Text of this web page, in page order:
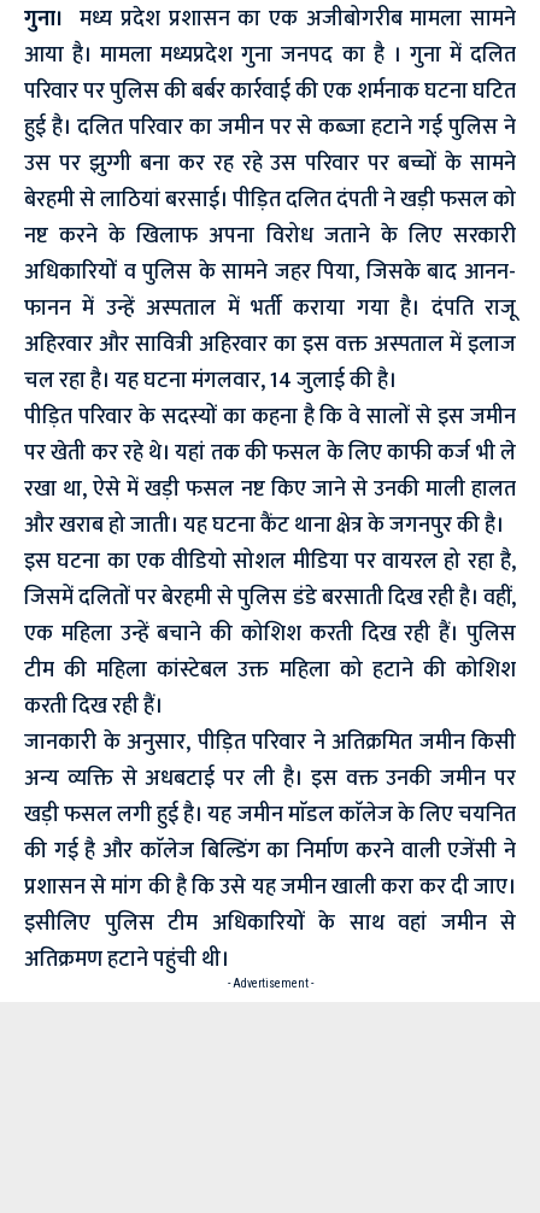
गुना। मध्य प्रदेश प्रशासन का एक अजीबोगरीब मामला सामने
आया है। मामला मध्यप्रदेश गुना जनपद का है ‌। गुना में दलित
परिवार पर पुलिस की बर्बर कार्रवाई की एक शर्मनाक घटना घटित
हुई है। दलित परिवार का जमीन पर से कब्जा हटाने गई पुलिस ने
उस पर झुग्गी बना कर रह रहे उस परिवार पर बच्चों के सामने
बेरहमी से लाठियां बरसाई। पीड़ित दलित दंपती ने खड़ी फसल को
नष्ट करने के खिलाफ अपना विरोध जताने के लिए सरकारी
अधिकारियों व पुलिस के सामने जहर पिया, जिसके बाद आनन-
फानन में उन्हें अस्पताल में भर्ती कराया गया है। दंपति राजू
अहिरवार और सावित्री अहिरवार का इस वक्त अस्पताल में इलाज
चल रहा है। यह घटना मंगलवार, 14 जुलाई की है।
पीड़ित परिवार के सदस्यों का कहना है कि वे सालों से इस जमीन
पर खेती कर रहे थे। यहां तक की फसल के लिए काफी कर्ज भी ले
रखा था, ऐसे में खड़ी फसल नष्ट किए जाने से उनकी माली हालत
और खराब हो जाती। यह घटना कैंट थाना क्षेत्र के जगनपुर की है।
इस घटना का एक वीडियो सोशल मीडिया पर वायरल हो रहा है,
जिसमें दलितों पर बेरहमी से पुलिस डंडे बरसाती दिख रही है। वहीं,
एक महिला उन्हें बचाने की कोशिश करती दिख रही हैं। पुलिस
टीम की महिला कांस्टेबल उक्त महिला को हटाने की कोशिश
करती दिख रही हैं।
जानकारी के अनुसार, पीड़ित परिवार ने अतिक्रमित जमीन किसी
अन्य व्यक्ति से अधबटाई पर ली है। इस वक्त उनकी जमीन पर
खड़ी फसल लगी हुई है। यह जमीन माॅडल काॅलेज के लिए चयनित
की गई है और काॅलेज बिल्डिंग का निर्माण करने वाली एजेंसी ने
प्रशासन से मांग की है कि उसे यह जमीन खाली करा कर दी जाए।
इसीलिए पुलिस टीम अधिकारियों के साथ वहां जमीन से
अतिक्रमण हटाने पहुंची थी।
- Advertisement -